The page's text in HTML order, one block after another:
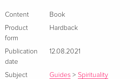
Content
Book
Product
form
Hardback
Publication
date
12.08.2021
Subject Guides > Spirituality